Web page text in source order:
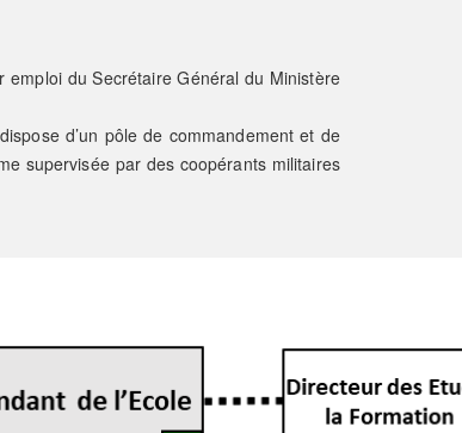
emploi du Secrétaire Général du Ministère
d’un pôle de commandement et de
supervisée par des coopérants militaires